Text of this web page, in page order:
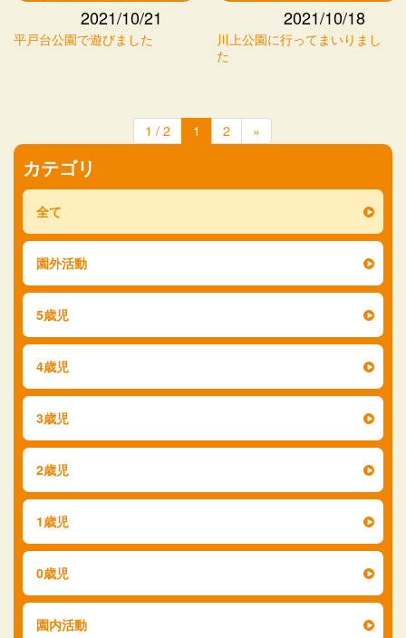
2021/10/21
平戸台公園で遊びました
2021/10/18
川上公園に行ってまいりまし
た
1 / 2 1 2 »
カテゴリ
全て
園外活動
5歳児
4歳児
3歳児
2歳児
1歳児
0歳児
園内活動